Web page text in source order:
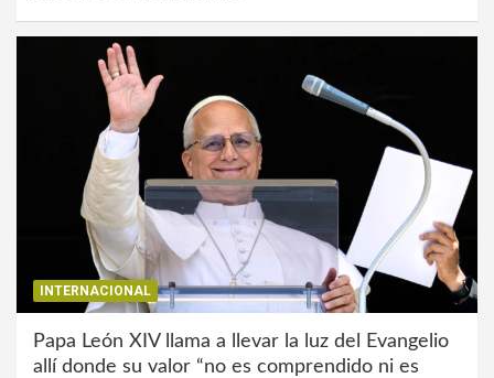
INTERNACIONAL
Papa León XIV llama a llevar la luz del Evangelio
allí donde su valor “no es comprendido ni es